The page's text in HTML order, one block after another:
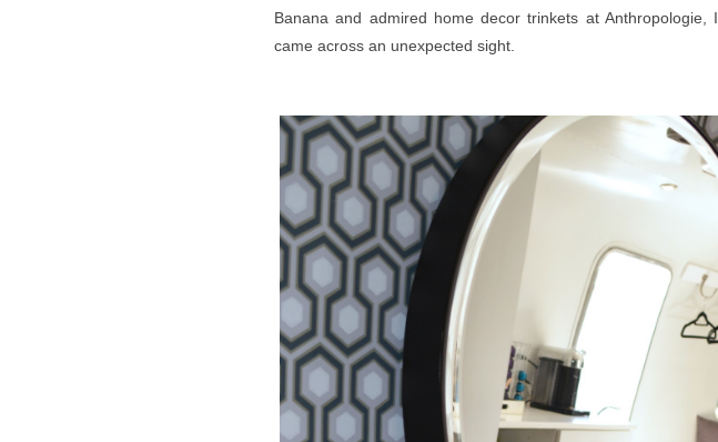
Banana and admired home decor trinkets at Anthropologie, I
came across an unexpected sight.